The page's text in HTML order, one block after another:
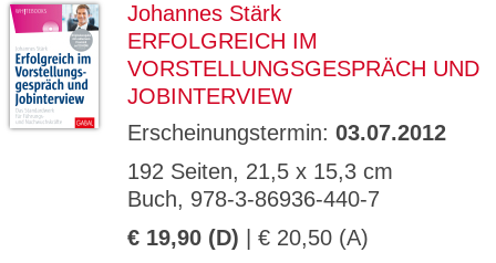
Johannes Stärk
ERFOLGREICH IM
VORSTELLUNGSGESPRÄCH UND
JOBINTERVIEW
Erscheinungstermin: 03.07.2012
192 Seiten, 21,5 x 15,3 cm
Buch, 978-3-86936-440-7
€ 19,90 (D) | € 20,50 (A)